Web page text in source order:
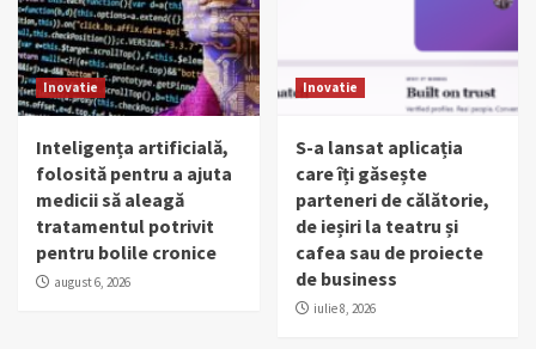
Inovatie
Inteligența artificială,
folosită pentru a ajuta
medicii să aleagă
tratamentul potrivit
pentru bolile cronice
august 6, 2026
Inovatie
S-a lansat aplicația
care îți găsește
parteneri de călătorie,
de ieșiri la teatru și
cafea sau de proiecte
de business
iulie 8, 2026